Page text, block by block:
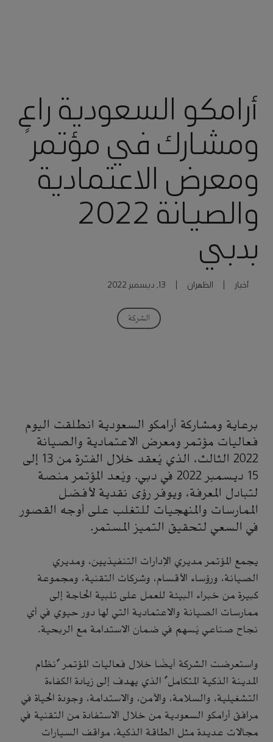
أرامكو السعودية راعٍ
ومشارك في مؤتمر
ومعرض الاعتمادية
والصيانة 2022
بدبي
أخبار الظهران 13, ديسمبر 2022
الشركة
برعاية ومشاركة أرامكو السعودية انطلقت اليوم
فعاليات مؤتمر ومعرض الاعتمادية والصيانة
2022 الثالث، الذي يُعقد خلال الفترة من 13 إلى
15 ديسمبر 2022 في دبي. ويُعد المؤتمر منصة
لتبادل المعرفة، ويوفر رؤى نقدية لأفضل
الممارسات والمنهجيات للتغلب على أوجه القصور
في السعي لتحقيق التميز المستمر.
يجمع المؤتمر مديري الإدارات التنفيذيين، ومديري
الصيانة، ورؤساء الأقسام، وشركات التقنية، ومجموعة
كبيرة من خبراء البيئة للعمل على تلبية الحاجة إلى
ممارسات الصيانة والاعتمادية التي لها دور حيوي في أي
نجاح صناعي يُسهم في ضمان الاستدامة مع الربحية.
واستعرضت الشركة أيضًا خلال فعاليات المؤتمر "نظام
المدينة الذكية المتكامل" الذي يهدف إلى زيادة الكفاءة
التشغيلية، والسلامة، والأمن، والاستدامة، وجودة الحياة في
مرافق أرامكو السعودية من خلال الاستفادة من التقنية في
مجالات عديدة مثل الطاقة الذكية، مواقف السيارات